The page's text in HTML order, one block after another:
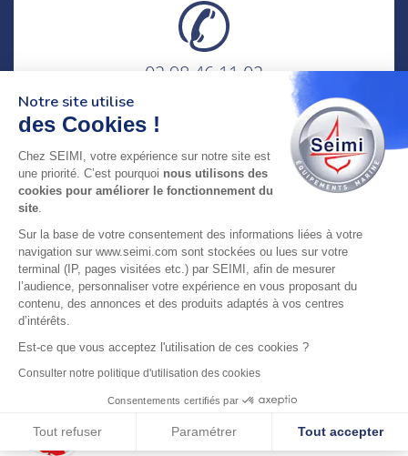
02 98 46 11 02
adresse : 75 Rue Amiral Troude,
29200 Brest FRANCE
SEIMI, UNE ENTREPRISE CERTIFIÉE, ENGAGÉE ET
LABELLISÉE
© 2024 SEIMI - Tous droits réservés
Notre site utilise
des Cookies !
Chez SEIMI, votre expérience sur notre site est
une priorité. C’est pourquoi nous utilisons des
cookies pour améliorer le fonctionnement du
site.
Sur la base de votre consentement des informations liées à votre
navigation sur www.seimi.com sont stockées ou lues sur votre
terminal (IP, pages visitées etc.) par SEIMI, afin de mesurer
l’audience, personnaliser votre expérience en vous proposant du
contenu, des annonces et des produits adaptés à vos centres
d’intérêts.
Est-ce que vous acceptez l'utilisation de ces cookies ?
Consulter notre politique d'utilisation des cookies
Consentements certifiés par
Tout refuser Paramétrer Tout accepter